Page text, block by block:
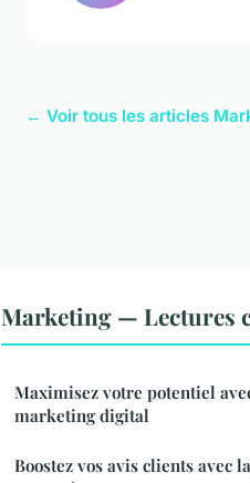
← Voir tous les articles
Marketing — Lectures
Maximisez votre potentiel
marketing digital
Boostez vos avis clients avec